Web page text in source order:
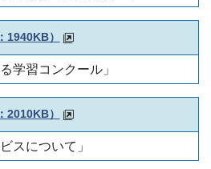
1940KB）
学習コンクール」
2010KB）
スについて」